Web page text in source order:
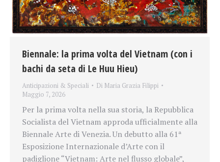
Biennale: la prima volta del Vietnam (con i
bachi da seta di Le Huu Hieu)
Anticipazioni & Speciali Di Maria Grazia Filippi
Maggio 7, 2026
Per la prima volta nella sua storia, la Repubblica
Socialista del Vietnam approda ufficialmente alla
Biennale Arte di Venezia. Un debutto alla 61ª
Esposizione Internazionale d’Arte con il
padiglione “Vietnam: Arte nel flusso globale”,